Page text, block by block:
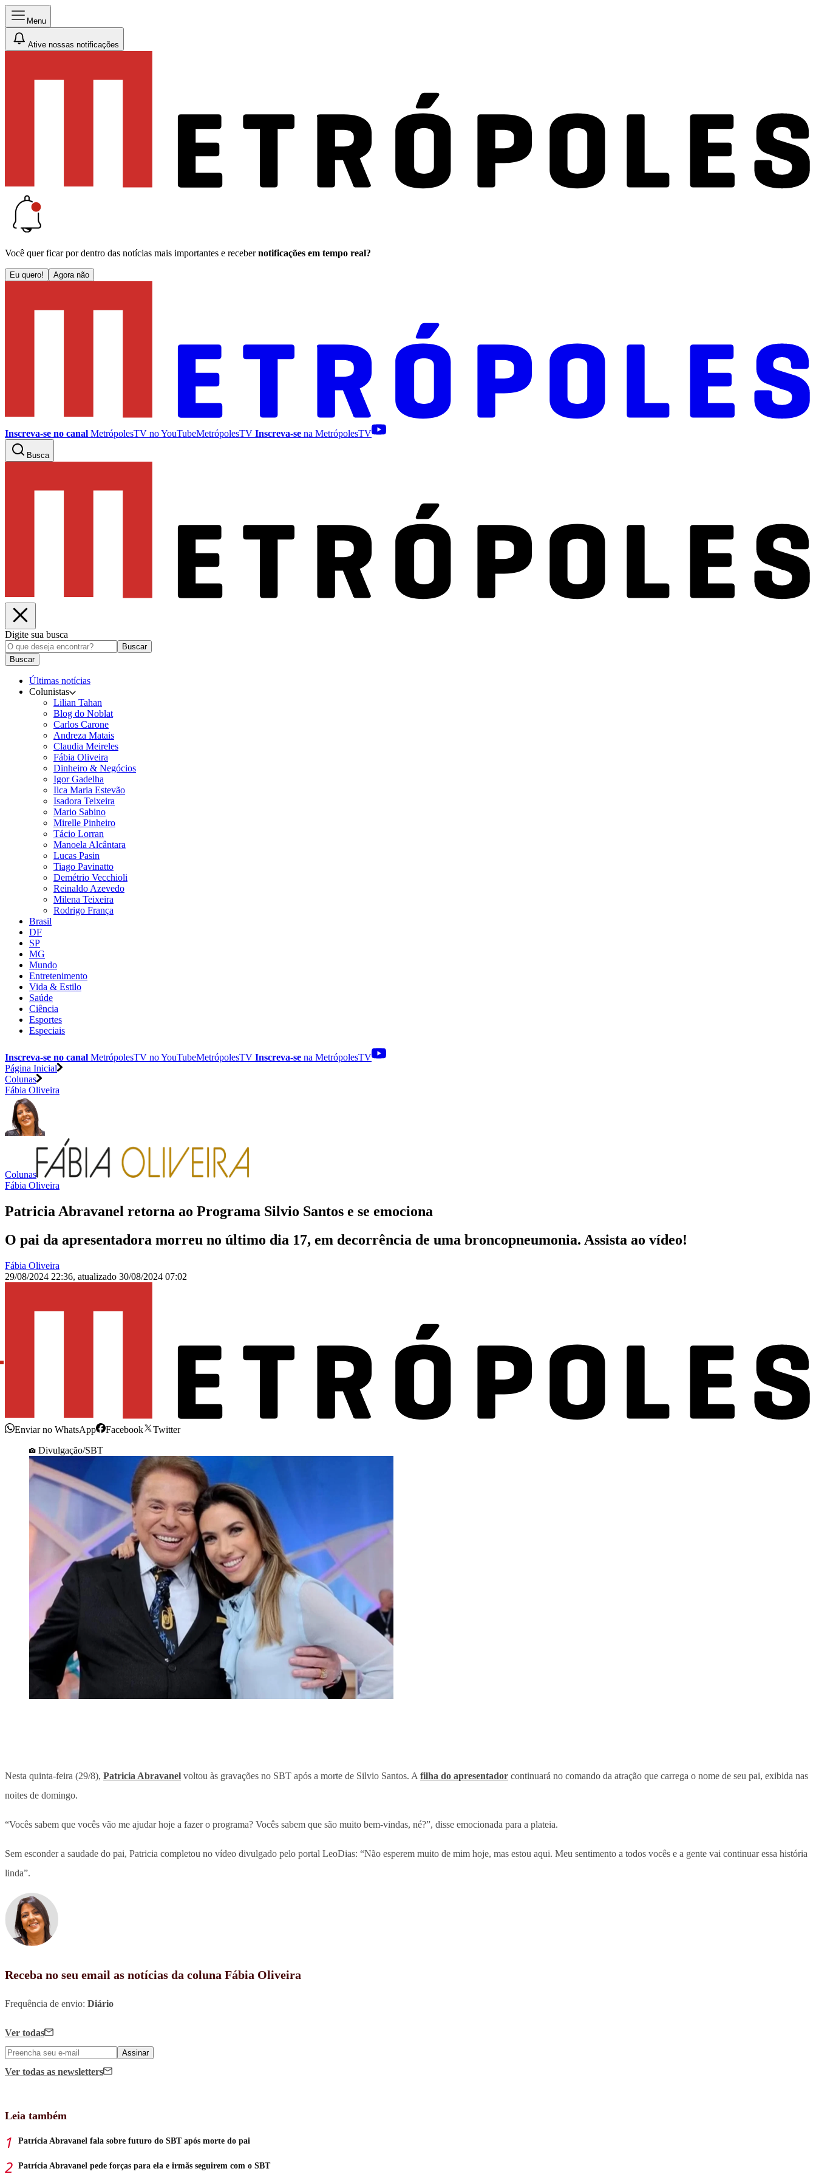
Menu
Ative nossas notificações
Você quer ficar por dentro das notícias mais importantes e receber notificações em tempo real?
Eu quero! Agora não
Inscreva-se no canal MetrópolesTV noYouTubeMetrópolesTV Inscreva-se na MetrópolesTV
Busca
Digite sua busca
Buscar
Buscar
Últimas notícias
Colunistas
Lilian Tahan
Blog do Noblat
Carlos Carone
Andreza Matais
Claudia Meireles
Fábia Oliveira
Dinheiro & Negócios
Igor Gadelha
Ilca Maria Estevão
Isadora Teixeira
Mario Sabino
Mirelle Pinheiro
Tácio Lorran
Manoela Alcântara
Lucas Pasin
Tiago Pavinatto
Demétrio Vecchioli
Reinaldo Azevedo
Milena Teixeira
Rodrigo França
Brasil
DF
SP
MG
Mundo
Entretenimento
Vida & Estilo
Saúde
Ciência
Esportes
Especiais
Inscreva-se no canal MetrópolesTV noYouTubeMetrópolesTV Inscreva-se na MetrópolesTV
Página Inicial
Colunas
Fábia Oliveira
Colunas
Fábia Oliveira
Patricia Abravanel retorna ao Programa Silvio Santos e se emociona
O pai da apresentadora morreu no último dia 17, em decorrência de uma broncopneumonia. Assista ao vídeo!
Fábia Oliveira
29/08/2024 22:36, atualizado 30/08/2024 07:02
Enviar no WhatsApp Facebook
Twitter
Divulgação/SBT
Nesta quinta-feira (29/8), Patricia Abravanel voltou às gravações no SBT após a morte de Silvio Santos. A filha do apresentador continuará no comando da atração que carrega o nome de seu pai, exibida nas
noites de domingo.
“Vocês sabem que vocês vão me ajudar hoje a fazer o programa? Vocês sabem que são muito bem-vindas, né?”, disse emocionada para a plateia.
Sem esconder a saudade do pai, Patricia completou no vídeo divulgado pelo portal LeoDias: “Não esperem muito de mim hoje, mas estou aqui. Meu sentimento a todos vocês e a gente vai continuar essa história
linda”.
Receba no seu email as notícias da coluna Fábia Oliveira
Frequência de envio: Diário
Ver todas
Assinar
Ver todas as newsletters
Leia também
Patrícia Abravanel fala sobre futuro do SBT após morte do pai
Patrícia Abravanel pede forças para ela e irmãs seguirem com o SBT